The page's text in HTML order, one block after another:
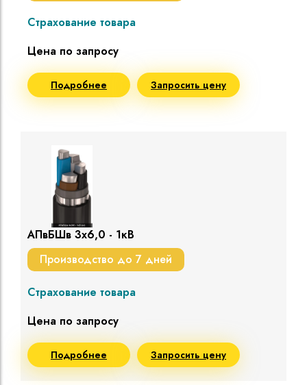
Страхование товара
Цена по запросу
Подробнее Запросить цену
АПвБШв 3х6,0 - 1кВ
Производство до 7 дней
Страхование товара
Цена по запросу
Подробнее Запросить цену